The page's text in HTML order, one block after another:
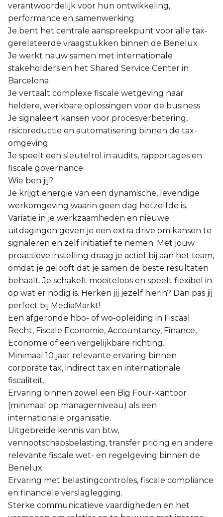
verantwoordelijk voor hun ontwikkeling,
performance en samenwerking
Je bent het centrale aanspreekpunt voor alle tax-
gerelateerde vraagstukken binnen de Benelux
Je werkt nauw samen met internationale
stakeholders en het Shared Service Center in
Barcelona
Je vertaalt complexe fiscale wetgeving naar
heldere, werkbare oplossingen voor de business
Je signaleert kansen voor procesverbetering,
risicoreductie en automatisering binnen de tax-
omgeving
Je speelt een sleutelrol in audits, rapportages en
fiscale governance
Wie ben jij?
Je krijgt energie van een dynamische, levendige
werkomgeving waarin geen dag hetzelfde is.
Variatie in je werkzaamheden en nieuwe
uitdagingen geven je een extra drive om kansen te
signaleren en zelf initiatief te nemen. Met jouw
proactieve instelling draag je actief bij aan het team,
omdat je gelooft dat je samen de beste resultaten
behaalt. Je schakelt moeiteloos en speelt flexibel in
op wat er nodig is. Herken jij jezelf hierin? Dan pas jij
perfect bij MediaMarkt!
Een afgeronde hbo- of wo-opleiding in Fiscaal
Recht, Fiscale Economie, Accountancy, Finance,
Economie of een vergelijkbare richting.
Minimaal 10 jaar relevante ervaring binnen
corporate tax, indirect tax en internationale
fiscaliteit.
Ervaring binnen zowel een Big Four-kantoor
(minimaal op managerniveau) als een
internationale organisatie.
Uitgebreide kennis van btw,
vennootschapsbelasting, transfer pricing en andere
relevante fiscale wet- en regelgeving binnen de
Benelux.
Ervaring met belastingcontroles, fiscale compliance
en financiële verslaglegging.
Sterke communicatieve vaardigheden en het